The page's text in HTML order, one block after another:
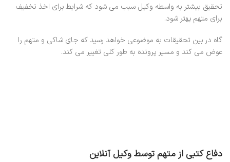
تحقیق بیشتر به واسطه وکیل سبب می شود که شرایط برای اخذ تخفیف
برای متهم بهتر شود.
گاه در بین تحقیقات به موضوعی خواهد رسید که جای شاکی و متهم را
عوض می کند و مسیر پرونده به طور کلی تغییر می کند.
دفاع کتبی از متهم توسط وکیل آنلاین